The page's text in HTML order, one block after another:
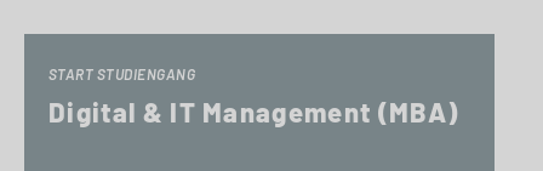
START STUDIENGANG
Digital & IT Management (MBA)